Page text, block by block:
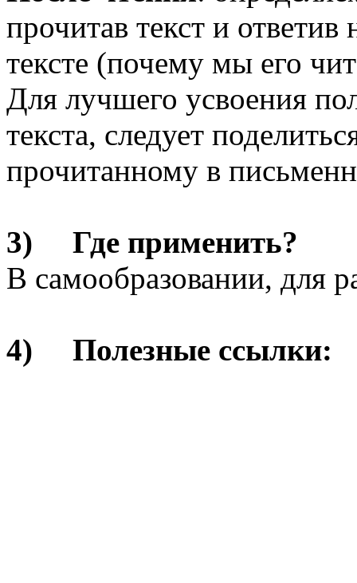
прочитав текст и
тексте (почему мы его
Для лучшего усвоения
текста, следует
прочитанному в
3) Где применить?
В самообразовании, для
4) Полезные ссылки: